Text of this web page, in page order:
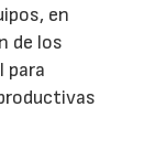
en
de los
para